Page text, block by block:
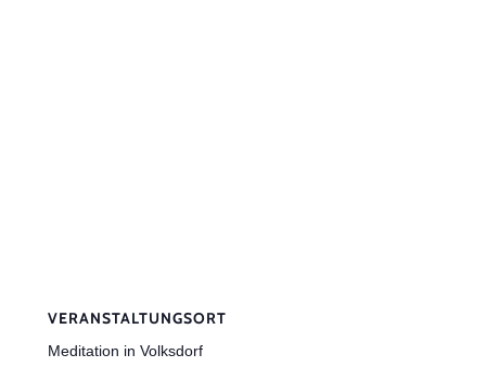
VERANSTALTUNGSORT
Meditation in Volksdorf